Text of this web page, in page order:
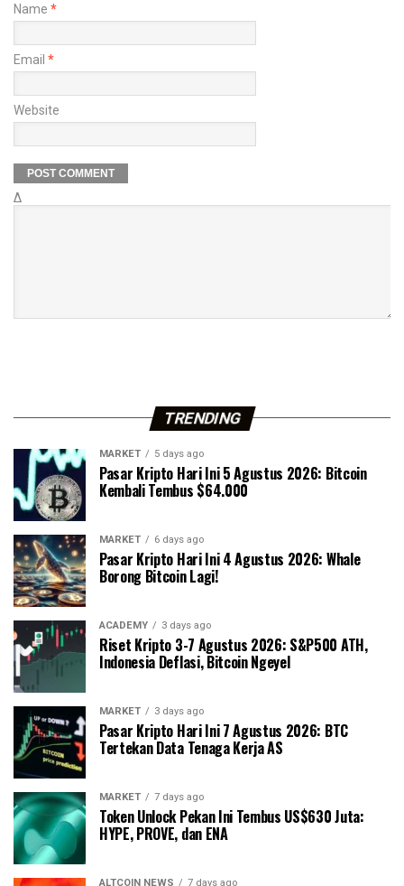
Name *
Email *
Website
Δ
TRENDING
MARKET 5 days ago
Pasar Kripto Hari Ini 5 Agustus 2026: Bitcoin
Kembali Tembus $64.000
MARKET 6 days ago
Pasar Kripto Hari Ini 4 Agustus 2026: Whale
Borong Bitcoin Lagi!
ACADEMY 3 days ago
Riset Kripto 3-7 Agustus 2026: S&P500 ATH,
Indonesia Deflasi, Bitcoin Ngeyel
MARKET 3 days ago
Pasar Kripto Hari Ini 7 Agustus 2026: BTC
Tertekan Data Tenaga Kerja AS
MARKET 7 days ago
Token Unlock Pekan Ini Tembus US$630 Juta:
HYPE, PROVE, dan ENA
ALTCOIN NEWS 7 days ago